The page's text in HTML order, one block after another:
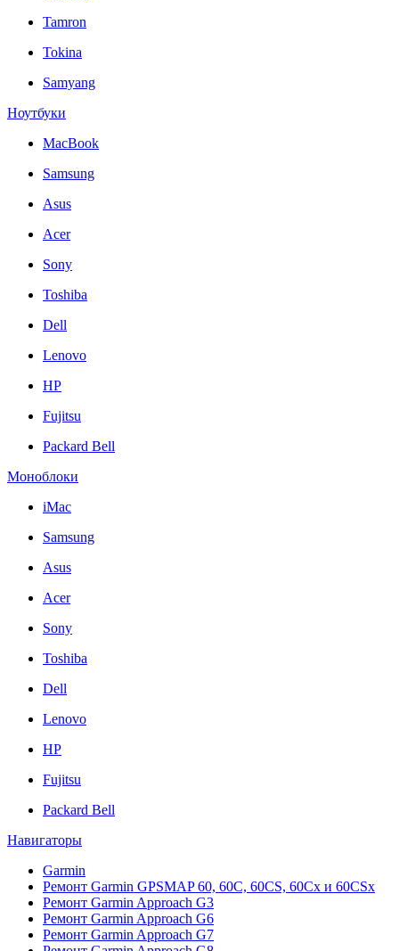
Tamron
Tokina
Samyang
Ноутбуки
MacBook
Samsung
Asus
Acer
Sony
Toshiba
Dell
Lenovo
HP
Fujitsu
Packard Bell
Моноблоки
iMac
Samsung
Asus
Acer
Sony
Toshiba
Dell
Lenovo
HP
Fujitsu
Packard Bell
Навигаторы
Garmin
Ремонт Garmin GPSMAP 60, 60C, 60CS, 60Cx и 60CSx
Ремонт Garmin Approach G3
Ремонт Garmin Approach G6
Ремонт Garmin Approach G7